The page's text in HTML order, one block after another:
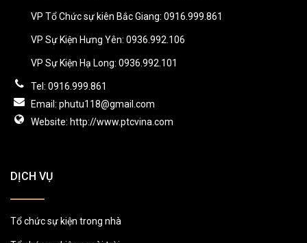
VP Tổ Chức sự kiên Bắc Giang: 0916.999.861
VP Sự Kiện Hưng Yên: 0936.992.106
VP Sự Kiện Hạ Long: 0936.992.101
Tel: 0916.999.861
Email: phutu118@gmail.com
Website: http://www.ptcvina.com
DỊCH VỤ
Tổ chức sự kiện trong nhà